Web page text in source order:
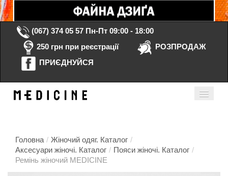
(067) 374 05 57 Пн-Пт 09:00 - 18:00
250 грн при реєстрації
РОЗПРОДАЖ
ПРИЄДНУЙСЯ
Головна / Жіночий одяг. Каталог /
Аксесуари жіночі. Каталог / Пояси жіночі. Каталог /
Ремінь жіночий MEDICINE